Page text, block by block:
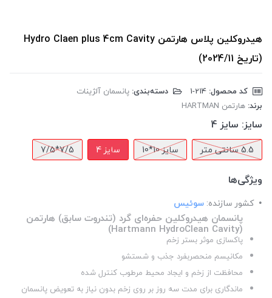
هیدروکلین پلاس هارتمن Hydro Claen plus 4cm Cavity
(تاریخ 2024/11)
کد محصول: دسته‌بندی: پانسمان آلژینات
برند: هارتمن HARTMAN
سایز: سایز 4
5.5 سانتی متر سایز 10*10 سایز 4 7/5*7/5
ویژگی‌ها
کشور سازنده: سوئیس
پانسمان هیدروکلین حفره‌ای گرد (تندروت سابق) هارتمن
(Hartmann HydroClean Cavity)
پاکسازی موثر بستر زخم
مکانیسم منحصربفرد جذب و شستشو
محافظت از زخم و ایجاد محیط مرطوب کنترل شده
ماندگاری برای مدت سه روز بر روی زخم بدون نیاز به تعویض پانسمان